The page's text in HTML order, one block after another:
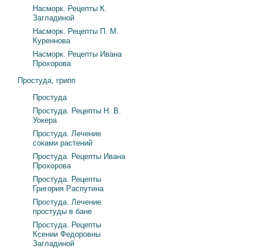
Насморк. Рецепты К.
Загладиной
Насморк. Рецепты П. М.
Куреннова
Насморк. Рецепты Ивана
Прохорова
Простуда, грипп
Простуда
Простуда. Рецепты Н. В.
Уокера
Простуда. Лечение
соками растений
Простуда. Рецепты Ивана
Прохорова
Простуда. Рецепты
Григория Распутина
Простуда. Лечение
простуды в бане
Простуда. Рецепты
Ксении Федоровны
Загладиной